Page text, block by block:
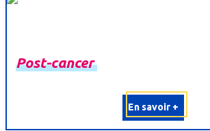
Post-cancer
En savoir +